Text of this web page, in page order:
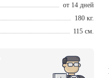
от 14 дней
180 кг.
115 см.